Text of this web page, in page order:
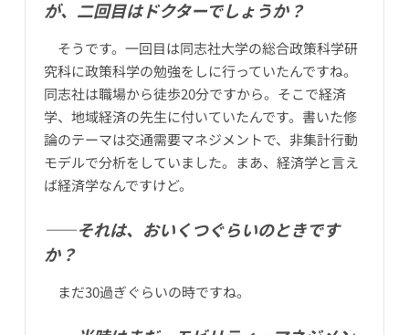
が、二回目はドクターでしょうか？
そうです。一回目は同志社大学の総合政策科学研
究科に政策科学の勉強をしに行っていたんですね。
同志社は職場から徒歩20分ですから。そこで経済
学、地域経済の先生に付いていたんです。書いた修
論のテーマは交通需要マネジメントで、非集計行動
モデルで分析をしていました。まあ、経済学と言え
ば経済学なんですけど。
――それは、おいくつぐらいのときです
か？
まだ30過ぎぐらいの時ですね。